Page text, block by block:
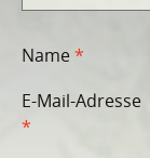
Name*
E-Mail-Adresse
*